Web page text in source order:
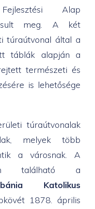
Alap
meg. A két
túraútvonal által a
táblák alapján a
természeti és
is lehetősége
túraútvonalak
melyek több
a városnak. A
található a
Katolikus
1878. április